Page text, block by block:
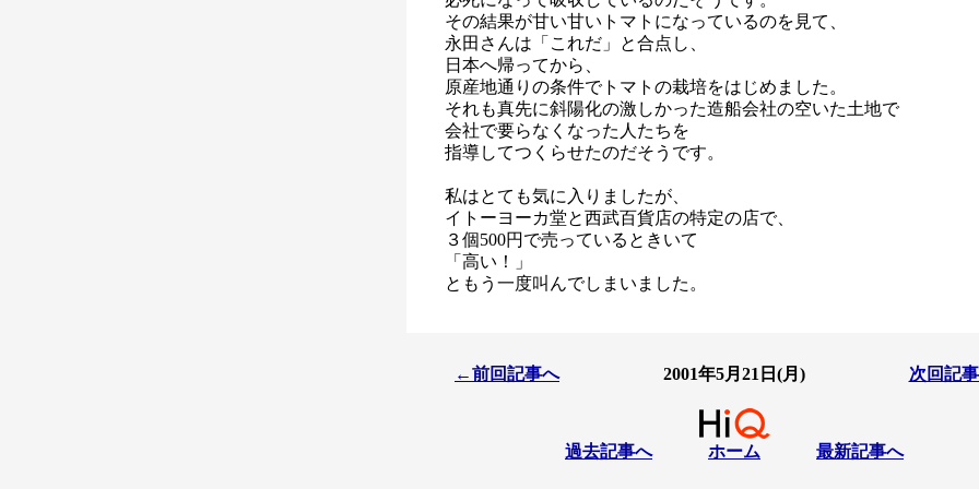
その結果が甘い甘いトマトになっているのを見て、
永田さんは「これだ」と合点し、
日本へ帰ってから、
原産地通りの条件でトマトの栽培をはじめました。
それも真先に斜陽化の激しかった造船会社の空いた土地で
会社で要らなくなった人たちを
指導してつくらせたのだそうです。
私はとても気に入りましたが、
イトーヨーカ堂と西武百貨店の特定の店で、
３個500円で売っているときいて
「高い！」
ともう一度叫んでしまいました。
←前回記事へ 2001年5月21日(月) 次回記
過去記事へ ホーム 最新記事へ